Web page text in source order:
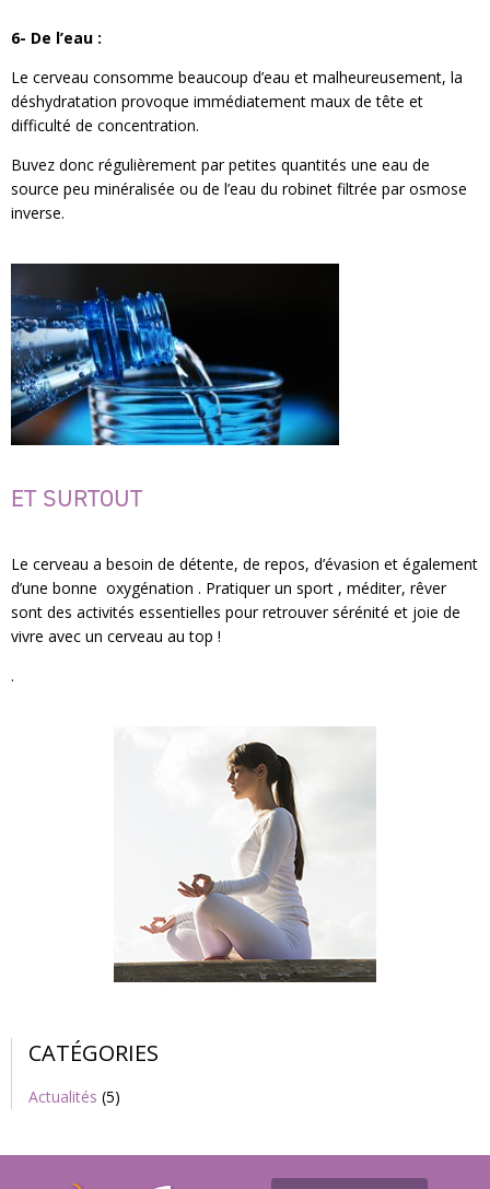
6- De l’eau :
Le cerveau consomme beaucoup d’eau et malheureusement, la
déshydratation provoque immédiatement maux de tête et
difficulté de concentration.
Buvez donc régulièrement par petites quantités une eau de
source peu minéralisée ou de l’eau du robinet filtrée par osmose
inverse.
ET SURTOUT
Le cerveau a besoin de détente, de repos, d’évasion et également
d’une bonne oxygénation . Pratiquer un sport , méditer, rêver
sont des activités essentielles pour retrouver sérénité et joie de
vivre avec un cerveau au top !
.
CATÉGORIES
Actualités (5)